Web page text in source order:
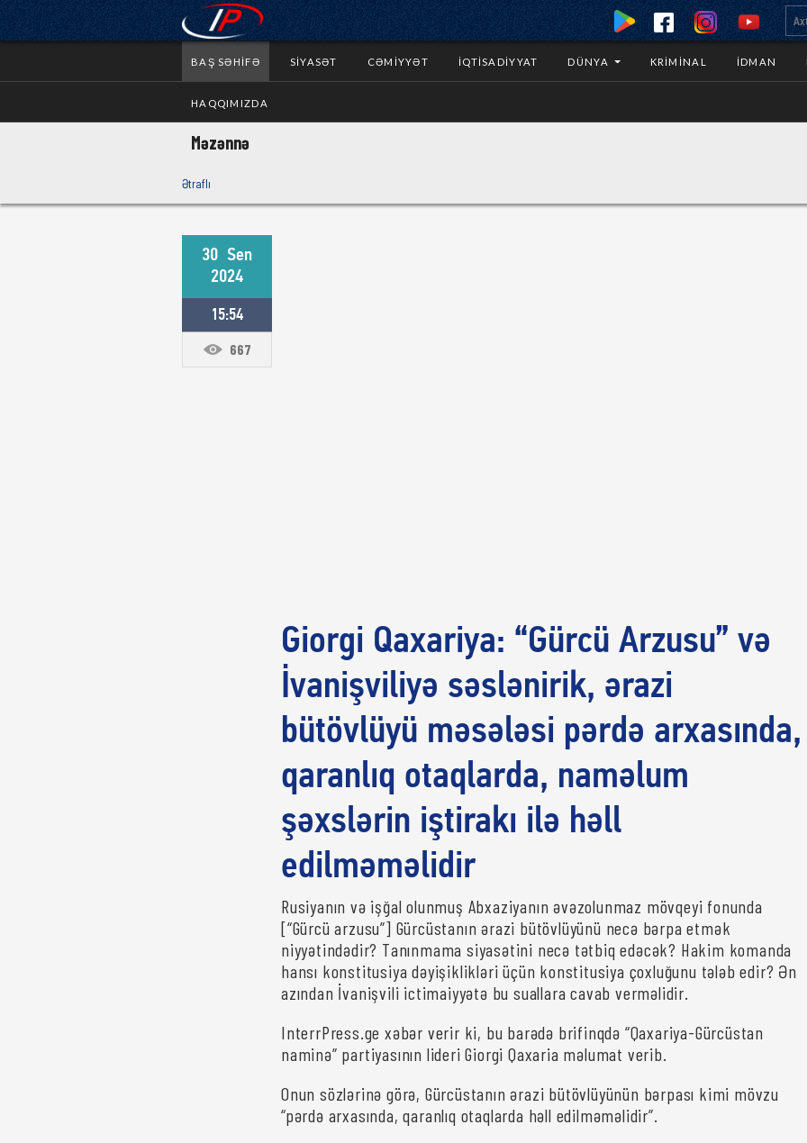
BAŞ SƏHIFƏ SIYASƏT CƏMIYYƏT İQTISADIYYAT DÜNYA KRIMINAL İDMAN
HAQQIMIZDA
Məzənnə
Ətraflı
30 Sen
2024
15:54
667
Giorgi Qaxariya: “Gürcü Arzusu” və
İvanişviliyə səslənirik, ərazi
bütövlüyü məsələsi pərdə arxasında,
qaranlıq otaqlarda, naməlum
şəxslərin iştirakı ilə həll
edilməməlidir
Rusiyanın və işğal olunmuş Abxaziyanın əvəzolunmaz mövqeyi fonunda
[“Gürcü arzusu”] Gürcüstanın ərazi bütövlüyünü necə bərpa etmək
niyyətindədir? Tanınmama siyasətini necə tətbiq edəcək? Hakim komanda
hansı konstitusiya dəyişiklikləri üçün konstitusiya çoxluğunu tələb edir? Ən
azından İvanişvili ictimaiyyətə bu suallara cavab verməlidir.
InterrPress.ge xəbər verir ki, bu barədə brifinqdə “Qaxariya-Gürcüstan
naminə” partiyasının lideri Giorgi Qaxaria məlumat verib.
Onun sözlərinə görə, Gürcüstanın ərazi bütövlüyünün bərpası kimi mövzu
“pərdə arxasında, qaranlıq otaqlarda həll edilməməlidir”.